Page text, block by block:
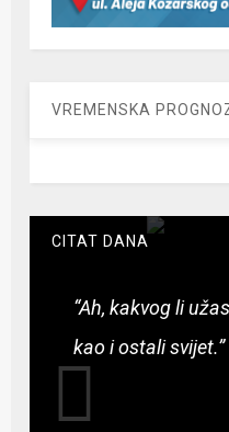
VREMENSKA
CITAT DANA
“Ah, kakvog li
kao i ostali svijet.”